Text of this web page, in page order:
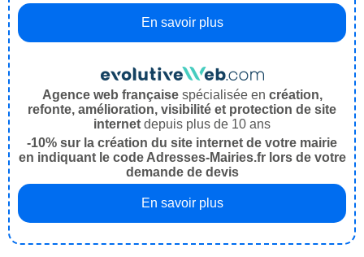
En savoir plus
Agence web françaisespécialisée en création,
refonte, amélioration, visibilité et protection de site
internet depuis plus de 10 ans
-10% sur la création du site internet de votre mairie
en indiquant le code Adresses-Mairies.fr lors de votre
demande de devis
En savoir plus